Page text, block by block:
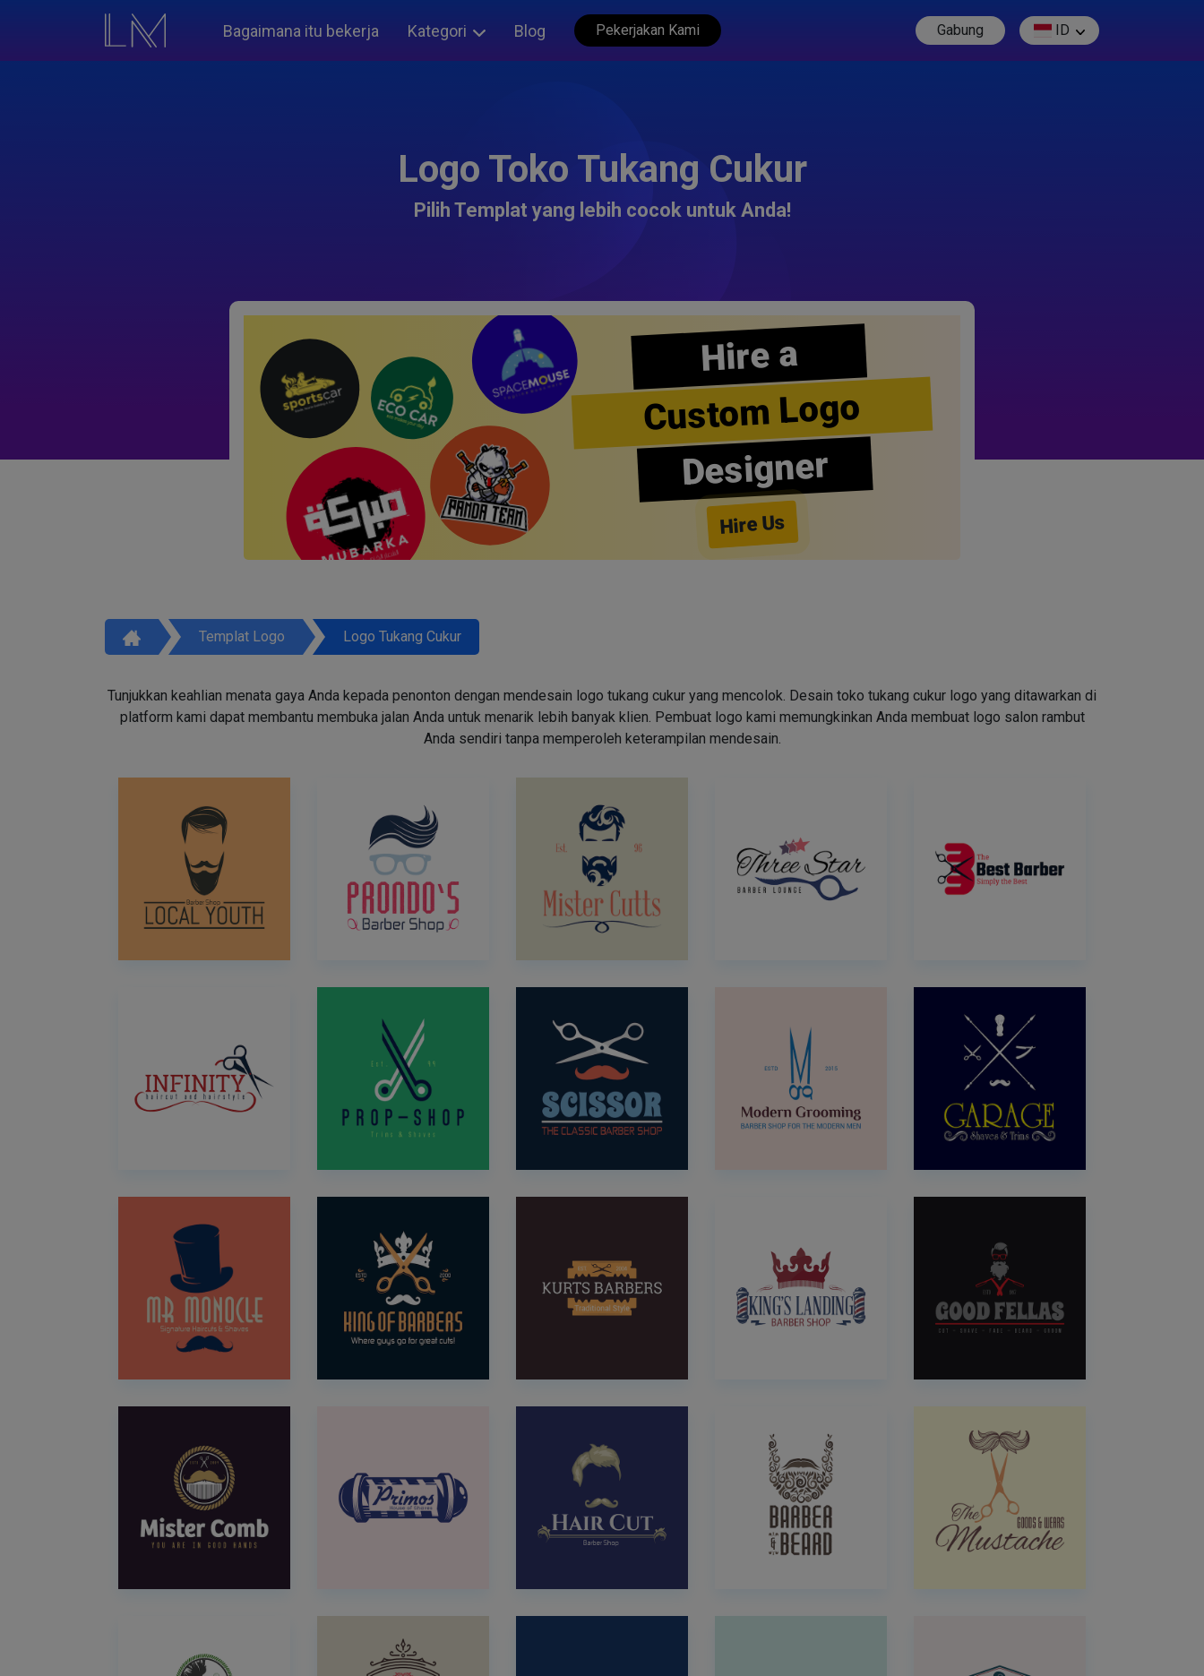
Bagaimana itu bekerja Kategori Blog Pekerjakan Kami Gabung ID
Logo Toko Tukang Cukur
Pilih Templat yang lebih cocok untuk Anda!
Hire a
Custom Logo
Designer
Hire Us
Templat Logo Logo Tukang Cukur
Tunjukkan keahlian menata gaya Anda kepada penonton dengan mendesain logo tukang cukur yang mencolok. Desain toko tukang cukur logo yang ditawarkan di
platform kami dapat membantu membuka jalan Anda untuk menarik lebih banyak klien. Pembuat logo kami memungkinkan Anda membuat logo salon rambut
Anda sendiri tanpa memperoleh keterampilan mendesain.